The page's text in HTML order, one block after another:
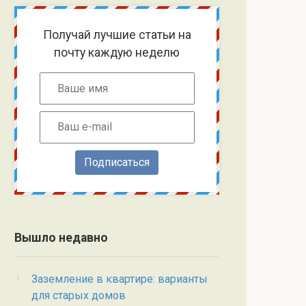
Получай лучшие статьи на
почту каждую неделю
Подписаться
Вышло недавно
Заземление в квартире: варианты
для старых домов